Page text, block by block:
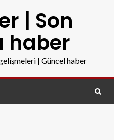
| Son
haber
| Güncel haber